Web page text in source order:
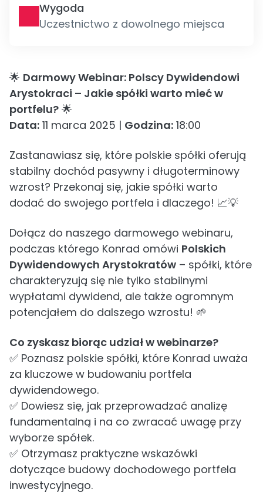
Wygoda
Uczestnictwo z dowolnego miejsca
🌟 Darmowy Webinar: Polscy Dywidendowi
Arystokraci – Jakie spółki warto mieć w
portfelu? 🌟
Data: 11 marca 2025 | Godzina: 18:00
Zastanawiasz się, które polskie spółki oferują
stabilny dochód pasywny i długoterminowy
wzrost? Przekonaj się, jakie spółki warto
dodać do swojego portfela i dlaczego! 📈💡
Dołącz do naszego darmowego webinaru,
podczas którego Konrad omówi Polskich
Dywidendowych Arystokratów – spółki, które
charakteryzują się nie tylko stabilnymi
wypłatami dywidend, ale także ogromnym
potencjałem do dalszego wzrostu! 🌱
Co zyskasz biorąc udział w webinarze?
✅ Poznasz polskie spółki, które Konrad uważa
za kluczowe w budowaniu portfela
dywidendowego.
✅ Dowiesz się, jak przeprowadzać analizę
fundamentalną i na co zwracać uwagę przy
wyborze spółek.
✅ Otrzymasz praktyczne wskazówki
dotyczące budowy dochodowego portfela
inwestycyjnego.